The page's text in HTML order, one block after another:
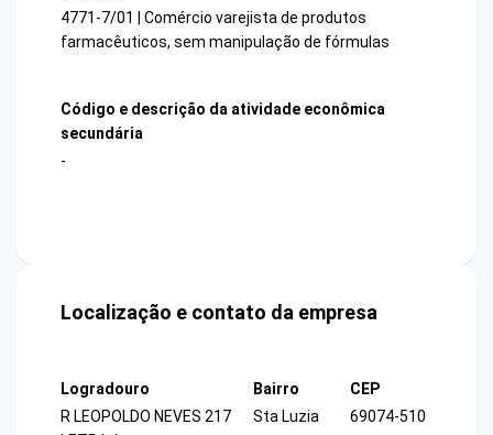
4771-7/01 | Comércio varejista de produtos
farmacêuticos, sem manipulação de fórmulas
Código e descrição da atividade econômica
secundária
-
Localização e contato da empresa
Logradouro
R LEOPOLDO NEVES 217
Bairro
Sta Luzia
CEP
69074-510